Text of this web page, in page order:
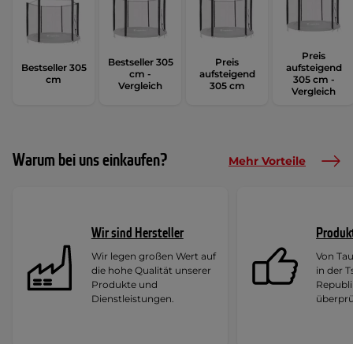
Bestseller 305
cm
Bestseller 305
cm -
Vergleich
Preis
aufsteigend
305 cm
Preis
aufsteigend
305 cm -
Vergleich
Warum bei uns einkaufen? Mehr Vorteile
Wir sind Hersteller
Wir legen großen Wert auf
die hohe Qualität unserer
Produkte und
Dienstleistungen.
Von
in der